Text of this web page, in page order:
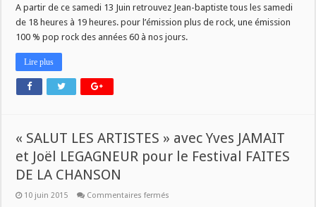
de
rock
A partir de ce samedi 13 Juin retrouvez Jean-baptiste tous les samedi
de 18 heures à 19 heures. pour l’émission plus de rock, une émission
100 % pop rock des années 60 à nos jours.
Lire plus
« SALUT LES ARTISTES » avec Yves JAMAIT
et Joël LEGAGNEUR pour le Festival FAITES
DE LA CHANSON
10 juin 2015 Commentaires fermés